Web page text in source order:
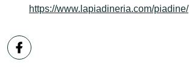
https://www.lapiadineria.com/piadine/